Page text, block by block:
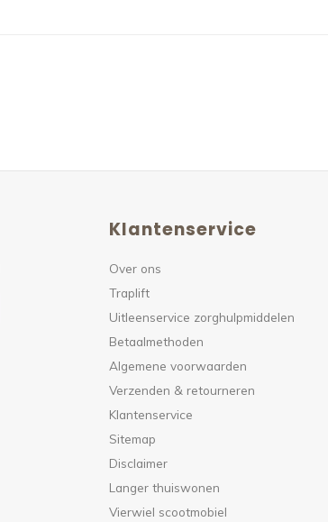
Klantenservice
Over ons
Traplift
Uitleenservice zorghulpmiddelen
Betaalmethoden
Algemene voorwaarden
Verzenden & retourneren
Klantenservice
Sitemap
Disclaimer
Langer thuiswonen
Vierwiel scootmobiel